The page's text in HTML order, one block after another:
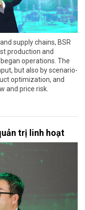
supply chains, BSR
production and
operations. The
but also by scenario-
optimization, and
and price risk.
trị linh hoạt